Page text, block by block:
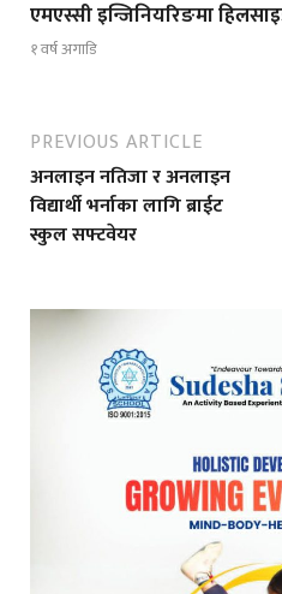
एमएस्सी इन्जिनियरिङमा
१ वर्ष अगाडि
PREVIOUS ARTICLE
अनलाइन नतिजा र अनलाइन
विद्यार्थी भर्नाका लागि ब्राईट
स्कुल सफ्टवेयर